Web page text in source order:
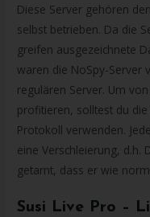
Diese Server gehören
selbst betrieben. Da die
greifen ausgezeichnete
waren die NoSpy-Server
regulären Server. Um
profitieren, solltest du
Protokoll verwenden.
eine Verschleierung, d.h.
getarnt, dass er wie
Susi Live Pro –